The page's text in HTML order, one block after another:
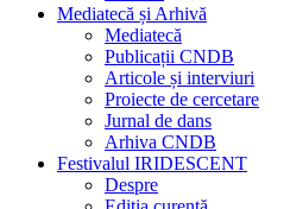
Mediatecă și Arhivă
Mediatecă
Publicații CNDB
Articole și interviuri
Proiecte de cercetare
Jurnal de dans
Arhiva CNDB
Festivalul IRIDESCENT
Despre